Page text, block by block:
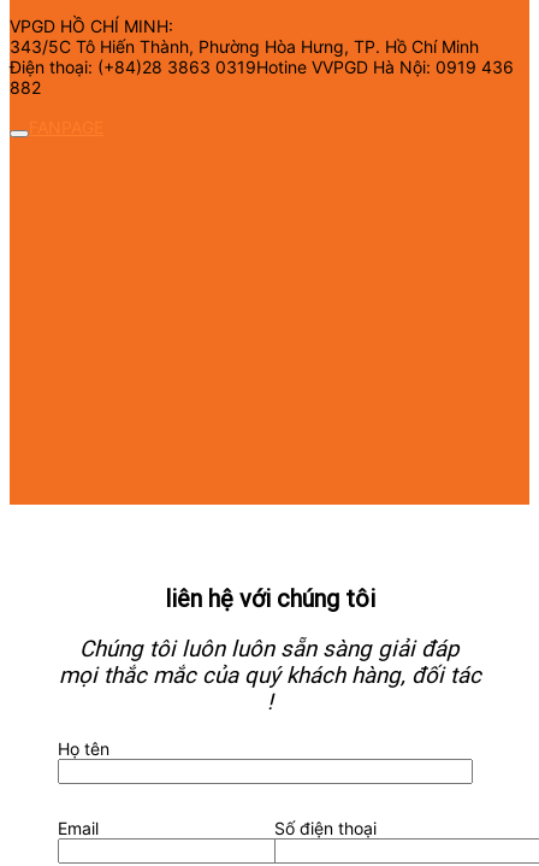
VPGD HỒ CHÍ MINH:
343/5C Tô Hiến Thành, Phường Hòa Hưng, TP. Hồ Chí Minh
Điện thoại: (+84)28 3863 0319Hotine VVPGD Hà Nội: 0919 436
882
liên hệ với chúng tôi
Chúng tôi luôn luôn sẵn sàng giải đáp
mọi thắc mắc của quý khách hàng, đối tác
!
Họ tên
Email Số điện thoại